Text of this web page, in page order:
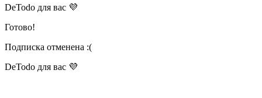
DeTodo для вас 💜
Готово!
Подписка отменена :(
DeTodo для вас 💜